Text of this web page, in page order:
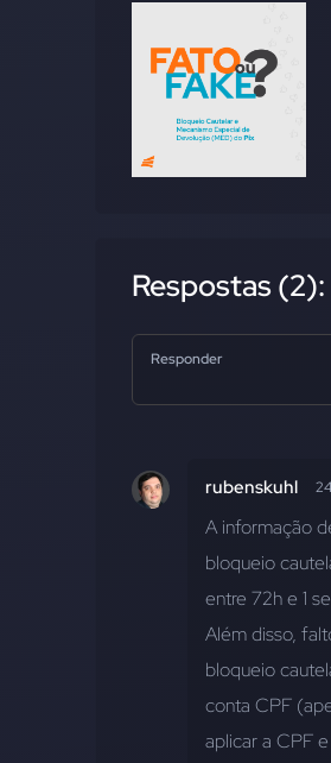
Respostas (2):
Responder
rubenskuhl
A informação
bloqueio
entre 72h e 1
Além disso,
bloqueio
conta CPF
aplicar a CPF